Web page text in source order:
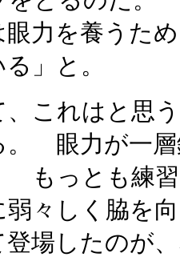
眼力を養うた
る」と。
これはと思
。 眼力が一
もっとも練
々しく脇を
登場したのが